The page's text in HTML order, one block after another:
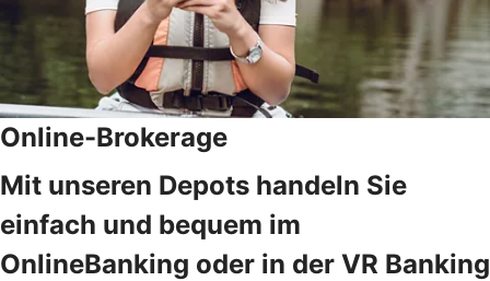
Online-Brokerage
Mit unseren Depots handeln Sie
einfach und bequem im
OnlineBanking oder in der VR Banking